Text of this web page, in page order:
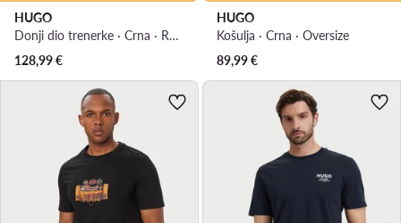
HUGO
Donji dio trenerke · Crna · Relaxed Fit
128,99€
HUGO
Košulja · Crna · Oversize
89,99€